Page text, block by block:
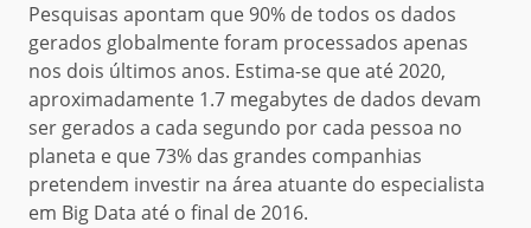
Pesquisas apontam que 90% de todos os dados
gerados globalmente foram processados apenas
nos dois últimos anos. Estima-se que até 2020,
aproximadamente 1.7 megabytes de dados devam
ser gerados a cada segundo por cada pessoa no
planeta e que 73% das grandes companhias
pretendem investir na área atuante do especialista
em Big Data até o final de 2016.